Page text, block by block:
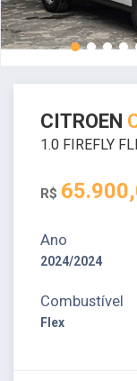
CITROEN
1.0 FIREFLY
R$
Ano
2024/2024
Combustível
Flex